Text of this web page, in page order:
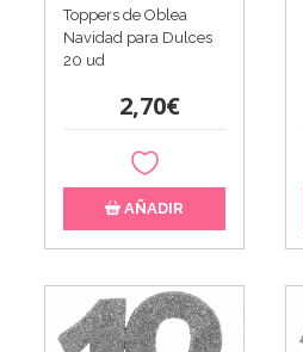
Toppers de Oblea
Navidad para Dulces
20 ud
2,70€
AÑADIR